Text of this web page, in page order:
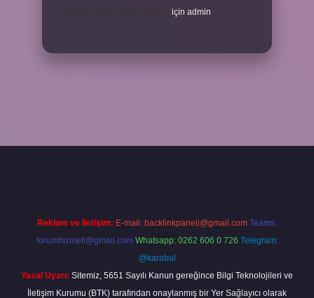
için admin
Reklam ve İletişim: E-mail: backlinkpaneli@gmail.com Teams:
forumhizmeti@gmail.com Whatsapp: 0262 606 0 726 Telegram:
@karabul
Yasal Uyarı: Sitemiz, 5651 Sayılı Kanun gereğince Bilgi Teknolojileri ve
İletişim Kurumu (BTK) tarafından onaylanmış bir Yer Sağlayıcı olarak